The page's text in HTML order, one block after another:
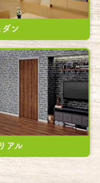
ン
アル